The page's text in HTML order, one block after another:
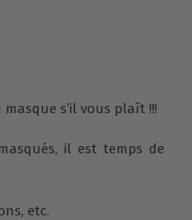
s’il vous plaît !!!
il est temps de
etc.